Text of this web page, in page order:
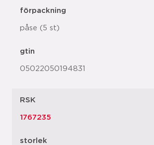
förpackning
påse (5 st)
gtin
05022050194831
RSK
1767235
storlek